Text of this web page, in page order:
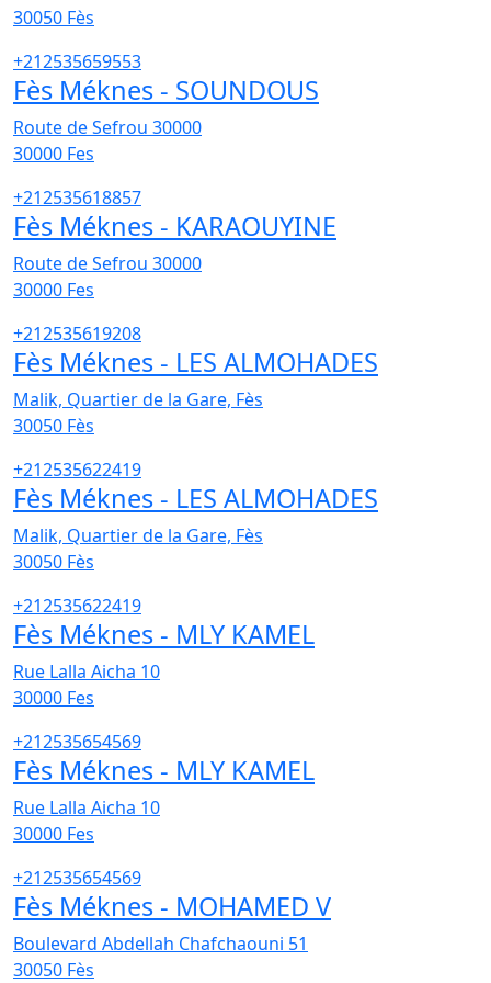
30050 Fès
+212535659553
Fès Méknes - SOUNDOUS
Route de Sefrou 30000
30000 Fes
+212535618857
Fès Méknes - KARAOUYINE
Route de Sefrou 30000
30000 Fes
+212535619208
Fès Méknes - LES ALMOHADES
Malik, Quartier de la Gare, Fès
30050 Fès
+212535622419
Fès Méknes - LES ALMOHADES
Malik, Quartier de la Gare, Fès
30050 Fès
+212535622419
Fès Méknes - MLY KAMEL
Rue Lalla Aicha 10
30000 Fes
+212535654569
Fès Méknes - MLY KAMEL
Rue Lalla Aicha 10
30000 Fes
+212535654569
Fès Méknes - MOHAMED V
Boulevard Abdellah Chafchaouni 51
30050 Fès